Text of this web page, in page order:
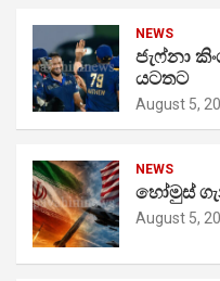
NEWS
ජැෆ්නා
යටතට
August 5,
NEWS
හෝමුස්
August 5,